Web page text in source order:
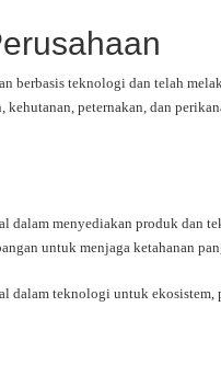
berbasis teknologi dan telah
kehutanan, peternakan, dan
dalam menyediakan produk dan
untuk menjaga ketahanan
dalam teknologi untuk ekosistem,